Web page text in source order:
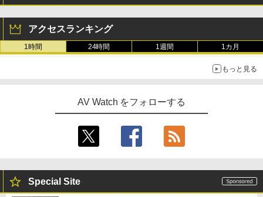
アクセスランキング
1時間 24時間 1週間 1カ月
もっと見る
AV Watch をフォローする
Special Site